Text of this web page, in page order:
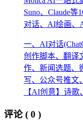
Suno、Claude
对话、AI绘画、
一、AI对话
创作脚本、翻译
作、新闻选题、
写、公众号推文
【AI创意】诗
评论 ( 0 )